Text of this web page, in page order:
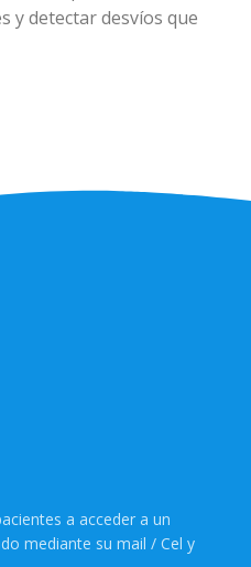
y detectar desvíos que
a acceder a un
mediante su mail / Cel y